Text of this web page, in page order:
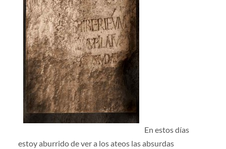
En estos días
estoy aburrido de ver a los ateos las absurdas